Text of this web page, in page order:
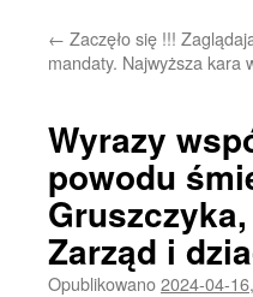
← Zaczęło się !!!
mandaty. Najwyższa kara
Wyrazy
powodu
Zarząd i
Opublikowano2024-04-16,